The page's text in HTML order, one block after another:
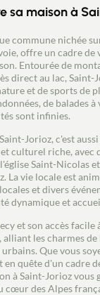
et des places
Chauffage via
raccordée au
sa maison à
commune nichée
offre un cadre de
Entourée de
direct au lac, Saint-
et de sports de
de balades
sont infinies.
Jorioz, c'est
culturel riche, avec
Saint-Nicolas
La vie locale est
et divers
dynamique et
et son accès facile
alliant les charmes
Que vous
quête d'un cadre
à Saint-Jorioz
cœur des Alpes